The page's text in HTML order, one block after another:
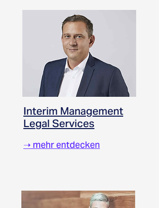
Interim Management
Legal Services
➝ mehr entdecken